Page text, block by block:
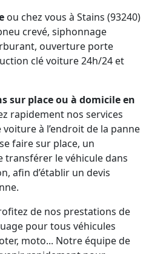
ou chez vous à Stains (93240)
crevé, siphonnage
ouverture porte
clé voiture 24h/24 et
sur place ou à domicile en
rapidement nos services
à l’endroit de la panne
faire sur place, un
transférer le véhicule dans
afin d’établir un devis
de nos prestations de
pour tous véhicules
moto... Notre équipe de